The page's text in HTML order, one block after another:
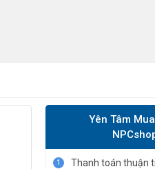
Yên Tâm
1 Thanh toán thuận